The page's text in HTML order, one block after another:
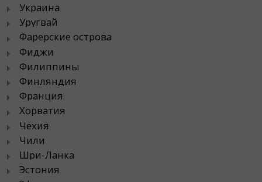
Украина
Уругвай
Фарерские острова
Фиджи
Филиппины
Финляндия
Франция
Хорватия
Чехия
Чили
Шри-Ланка
Эстония